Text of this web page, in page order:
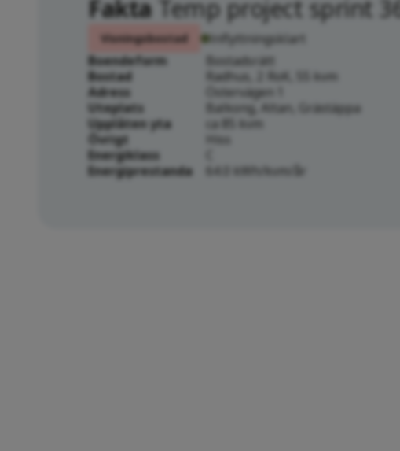
Fakta Temp project sprint
Visningsbostad
Inflyttningsklart
Boendeform
Bostadsrätt
Bostad
Radhus, 2 RoK, 55 kvm
Adress
Östervägen 1
Uteplats
Balkong, Altan, Grästäppa
Upplåten yta
ca 85 kvm
Övrigt
Hiss
Energiklass
Energiprestanda
64.0 kWh/kvm/år